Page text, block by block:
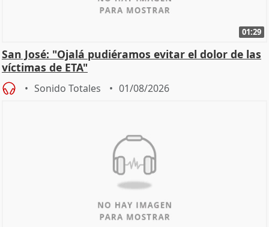
01:29
San José: "Ojalá pudiéramos evitar el dolor de las
víctimas de ETA"
Sonido Totales 01/08/2026